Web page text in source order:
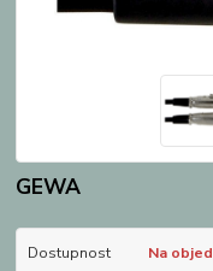
GEWA
Dostupnost Na